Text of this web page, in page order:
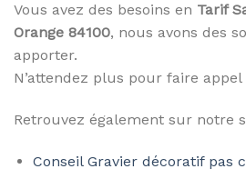
Vous avez des besoins en Tarif
Orange 84100, nous avons des
apporter.
N’attendez plus pour faire appel
Retrouvez également sur notre
Conseil Gravier décoratif pas